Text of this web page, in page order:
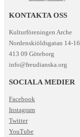
KONTAKTA OSS
Kulturföreningen Arche
Nordenskiöldsgatan 14-16
413 09 Göteborg
info@freudianska.org
SOCIALA MEDIER
Facebook
Instagram
Twitter
YouTube